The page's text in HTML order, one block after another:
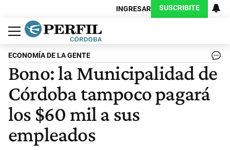
INGRESAR SUSCRIBITE
Política
Economía
Judiciales
Sociedad
Cultura
Espectáculos
Deportes
Protagonistas
ECONOMÍA DE LA GENTE
Bono: la Municipalidad de
Córdoba tampoco pagará
los $60 mil a sus
empleados